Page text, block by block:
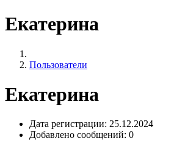
Екатерина
Пользователи
Екатерина
Дата регистрации: 25.12.2024
Добавлено сообщений: 0